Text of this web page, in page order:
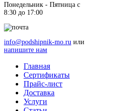
Понедельник - Пятница c
8:30 до 17:00
info@podshipnik-mo.ru или
напишите нам
Главная
Сертификаты
Прайс-лист
Доставка
Услуги